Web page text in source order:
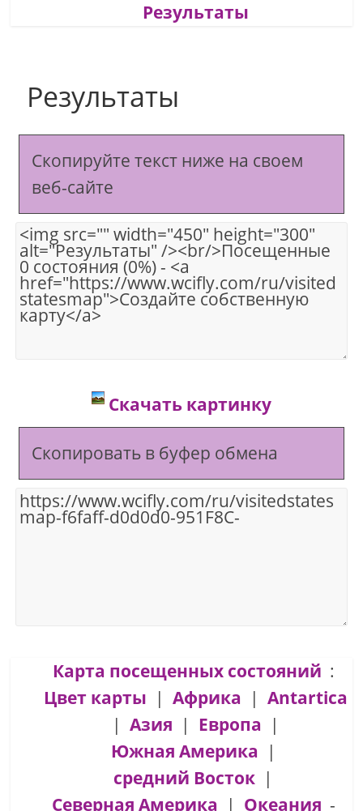
Результаты
Результаты
Скопируйте текст ниже на своем
веб-сайте
Скачать картинку
Скопировать в буфер обмена
Карта посещенных состояний :
Цвет карты | Африка | Antartica
| Азия | Европа |
Южная Америка |
средний Восток |
Северная Америка | Океания -